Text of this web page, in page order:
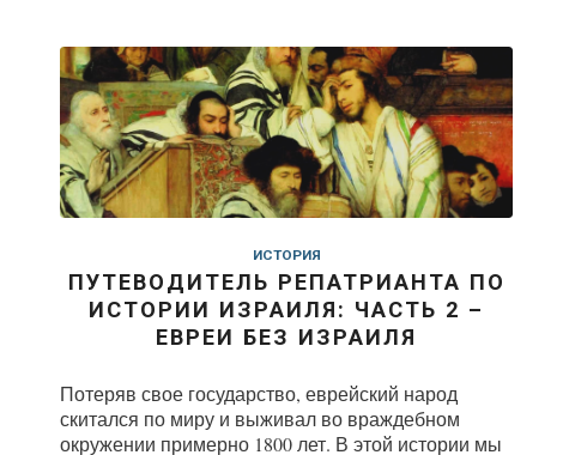
ИСТОРИЯ
ПУТЕВОДИТЕЛЬ РЕПАТРИАНТА ПО
ИСТОРИИ ИЗРАИЛЯ: ЧАСТЬ 2 –
ЕВРЕИ БЕЗ ИЗРАИЛЯ
Потеряв свое государство, еврейский народ
скитался по миру и выживал во враждебном
окружении примерно 1800 лет. В этой истории мы